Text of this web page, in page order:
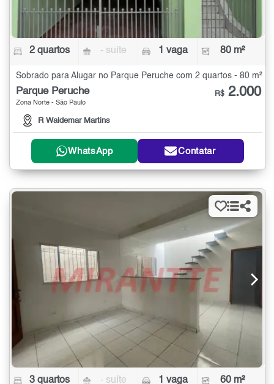
2 quartos - suíte 1 vaga 80 m²
Sobrado para Alugar no Parque Peruche com 2 quartos - 80 m²
Parque Peruche
Zona Norte - São Paulo
R Waldemar Martins
R$ 2.000
WhatsApp Contatar
3 quartos - suíte 1 vaga 60 m²